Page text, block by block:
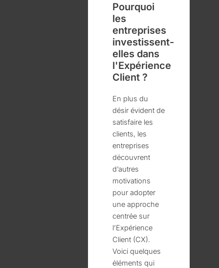
Pourquoi
les
entreprises
investissent-
elles dans
l'Expérience
Client ?
En plus du
désir évident de
satisfaire les
clients, les
entreprises
découvrent
d’autres
motivations
pour adopter
une approche
centrée sur
l’Expérience
Client (CX).
Voici quelques
éléments qui